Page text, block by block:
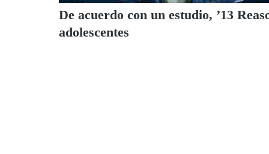
De acuerdo con un estudio, ’13
adolescentes